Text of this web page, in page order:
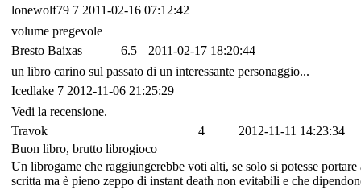
lonewolf79 7 2011-02-16 07:12:42
volume pregevole
Bresto Baixas
6.5
2011-02-17 18:20:44
un libro carino sul passato di un interessante personaggio...
Icedlake 7 2012-11-06 21:25:29
Vedi la recensione.
Travok
4
2012-11-11 14:23:34
Buon libro, brutto librogioco
Un librogame che raggiungerebbe voti alti, se solo si potesse
scritta ma è pieno zeppo di instant death non evitabili e che